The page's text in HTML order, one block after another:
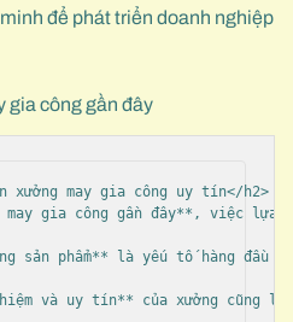
để phát triển doanh nghiệp
xưởng may gia công uy tín</h2>
may gia công gần đây**, việc
sản phẩm** là yếu tố hàng đầu
và uy tín** của xưởng cũng là